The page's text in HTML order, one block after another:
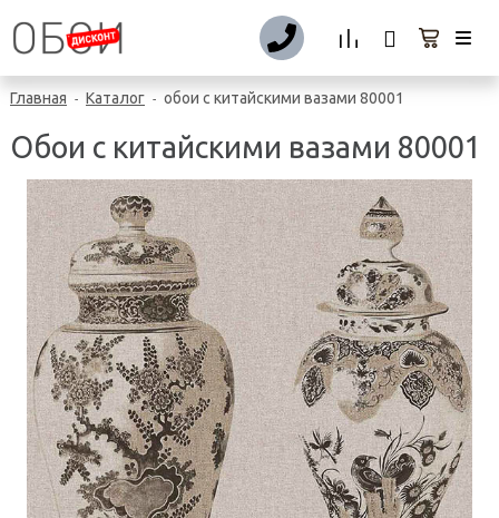
Главная - Каталог - обои с китайскими вазами 80001
Обои с китайскими вазами 80001